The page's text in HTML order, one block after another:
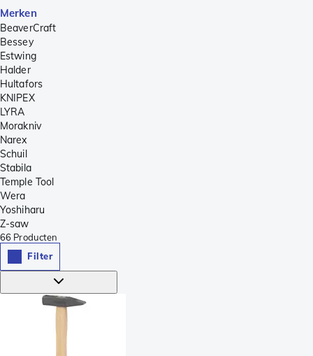
Merken
BeaverCraft
Bessey
Estwing
Halder
Hultafors
KNIPEX
LYRA
Morakniv
Narex
Schuil
Stabila
Temple Tool
Wera
Yoshiharu
Z-saw
66 Producten
Filter